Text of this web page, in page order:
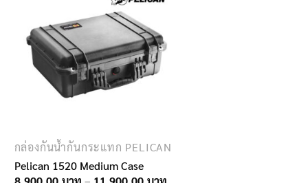
กล่องกันน้ำกันกระแทก PELICAN
Pelican 1520 Medium Case
Price